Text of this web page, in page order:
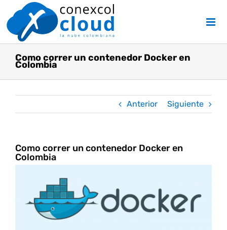
to
content
Como correr un contenedor Docker en
Colombia
Anterior Siguiente
Como correr un contenedor Docker en
Colombia